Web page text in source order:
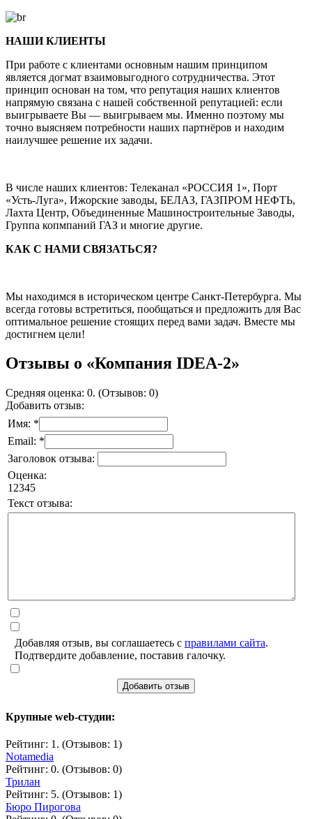
НАШИ КЛИЕНТЫ
При работе с клиентами основным нашим принципом
является догмат взаимовыгодного сотрудничества. Этот
принцип основан на том, что репутация наших клиентов
напрямую связана с нашей собственной репутацией: если
выигрываете Вы — выигрываем мы. Именно поэтому мы
точно выясняем потребности наших партнёров и находим
наилучшее решение их задачи.
В числе наших клиентов: Телеканал «РОССИЯ 1», Порт
«Усть-Луга», Ижорские заводы, БЕЛАЗ, ГАЗПРОМ НЕФТЬ,
Лахта Центр, Объединенные Машиностроительные Заводы,
Группа копмпаний ГАЗ и многие другие.
КАК С НАМИ СВЯЗАТЬСЯ?
Мы находимся в историческом центре Санкт-Петербурга. Мы
всегда готовы встретиться, пообщаться и предложить для Вас
оптимальное решение стоящих перед вами задач. Вместе мы
достигнем цели!
Отзывы о «Компания IDEA-2»
Средняя оценка: 0. (Отзывов: 0)
Добавить отзыв:
Имя: *
Email: *
Заголовок отзыва:
Оценка:
1 2345
Текст отзыва:
Добавляя отзыв, вы соглашаетесь с правилами сайта.
Подтвердите добавление, поставив галочку.
Добавить отзыв
Крупные web-студии:
Рейтинг: 1. (Отзывов: 1)
Notamedia
Рейтинг: 0. (Отзывов: 0)
Трилан
Рейтинг: 5. (Отзывов: 1)
Бюро Пирогова